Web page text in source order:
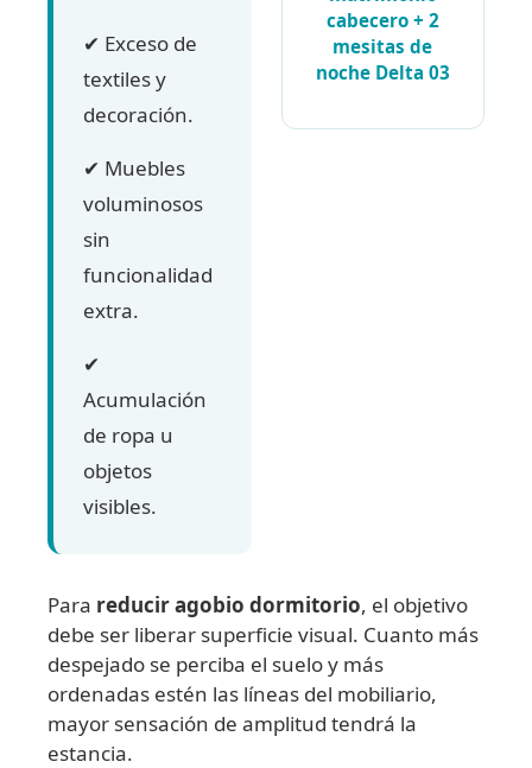
✔ Exceso de
textiles y
decoración.
✔ Muebles
voluminosos
sin
funcionalidad
extra.
✔
Acumulación
de ropa u
objetos
visibles.
cabecero + 2
mesitas de
noche Delta 03
Para reducir agobio dormitorio, el objetivo
debe ser liberar superficie visual. Cuanto más
despejado se perciba el suelo y más
ordenadas estén las líneas del mobiliario,
mayor sensación de amplitud tendrá la
estancia.